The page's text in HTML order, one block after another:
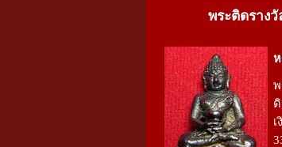
พระติดรางวั
ห
พ